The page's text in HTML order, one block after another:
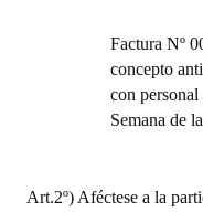
Antiguos Pobladores -
Reconocimientos -
Factura Nº
concepto
con
Semana de
Art.2º) Aféctese a la